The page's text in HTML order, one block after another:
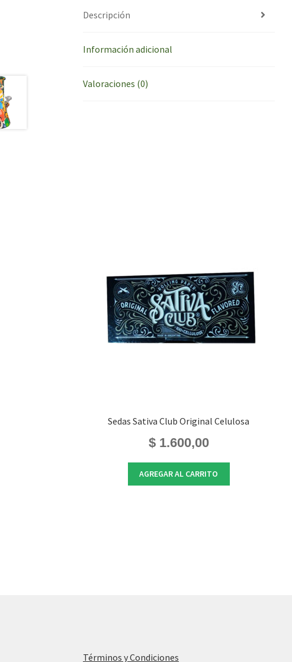
Descripción
Información adicional
Valoraciones (0)
Sedas Sativa Club Original Celulosa
$1.600,00
AGREGAR AL CARRITO
Términos y Condiciones